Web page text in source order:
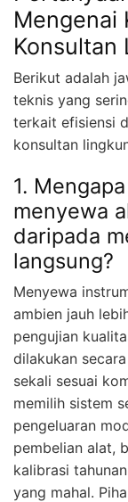
Mengenai
Konsultan
Berikut adalah
teknis yang
terkait efisiensi
konsultan
1.
menyewa
daripada
langsung?
Menyewa
ambien jauh
pengujian
dilakukan
sekali sesuai
memilih sistem
pengeluaran
pembelian alat,
kalibrasi
yang mahal.